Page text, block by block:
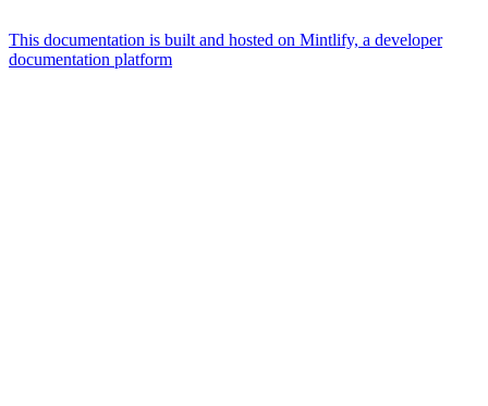
This documentation is built and hosted on Mintlify, a developer
documentation platform